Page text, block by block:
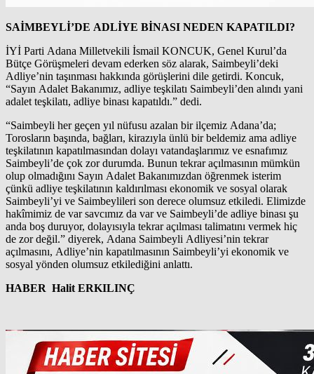
SAİMBEYLİ’DE ADLİYE BİNASI NEDEN KAPATILDI?
İYİ Parti Adana Milletvekili İsmail KONCUK, Genel Kurul’da
Bütçe Görüşmeleri devam ederken söz alarak, Saimbeyli’deki
Adliye’nin taşınması hakkında görüşlerini dile getirdi. Koncuk,
“Sayın Adalet Bakanımız, adliye teşkilatı Saimbeyli’den alındı yani
adalet teşkilatı, adliye binası kapatıldı.” dedi.
“Saimbeyli her geçen yıl nüfusu azalan bir ilçemiz Adana’da;
Torosların başında, bağları, kirazıyla ünlü bir beldemiz ama adliye
teşkilatının kapatılmasından dolayı vatandaşlarımız ve esnafımız
Saimbeyli’de çok zor durumda. Bunun tekrar açılmasının mümkün
olup olmadığını Sayın Adalet Bakanımızdan öğrenmek isterim
çünkü adliye teşkilatının kaldırılması ekonomik ve sosyal olarak
Saimbeyli’yi ve Saimbeylileri son derece olumsuz etkiledi. Elimizde
hakîmimiz de var savcımız da var ve Saimbeyli’de adliye binası şu
anda boş duruyor, dolayısıyla tekrar açılması talimatını vermek hiç
de zor değil.” diyerek, Adana Saimbeyli Adliyesi’nin tekrar
açılmasını, Adliye’nin kapatılmasının Saimbeyli’yi ekonomik ve
sosyal yönden olumsuz etkilediğini anlattı.
HABER Halit ERKILINÇ